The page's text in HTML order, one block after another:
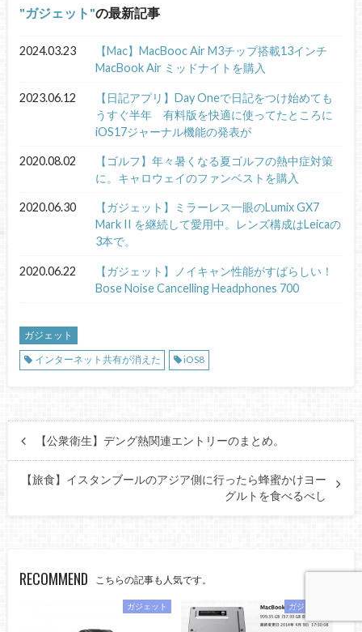
ガジェット の最新記事
2024.03.23
【Mac】MacBooc Air M3チップ搭載13インチ
MacBook Air ミッドナイトを購入
2023.06.12
【日記アプリ】Day Oneで日記をつけ始めても
うすぐ半年 有料版を快適に使ってたところに
iOS17ジャーナル機能の発表が
2020.08.02
【ゴルフ】年々暑くなる夏ゴルフの熱中症対策
に。キャロウェイのファンベストを購入
2020.06.30
【ガジェット】ミラーレス一眼のLumix GX7
Mark II を継続して愛用中。レンズ構成はLeicaの
3本で。
2020.06.22
【ガジェット】ノイキャン性能がすばらしい！
Bose Noise Cancelling Headphones 700
ガジェット
インターネット共有が消えた
iOS8
【公衆衛生】デング熱関連エントリーのまとめ。
【旅食】イスタンブールのアジア側に行ったら蜂蜜かけヨー
グルトを食べるべし
RECOMMEND こちらの記事も人気です。
ガジェット ガジェット